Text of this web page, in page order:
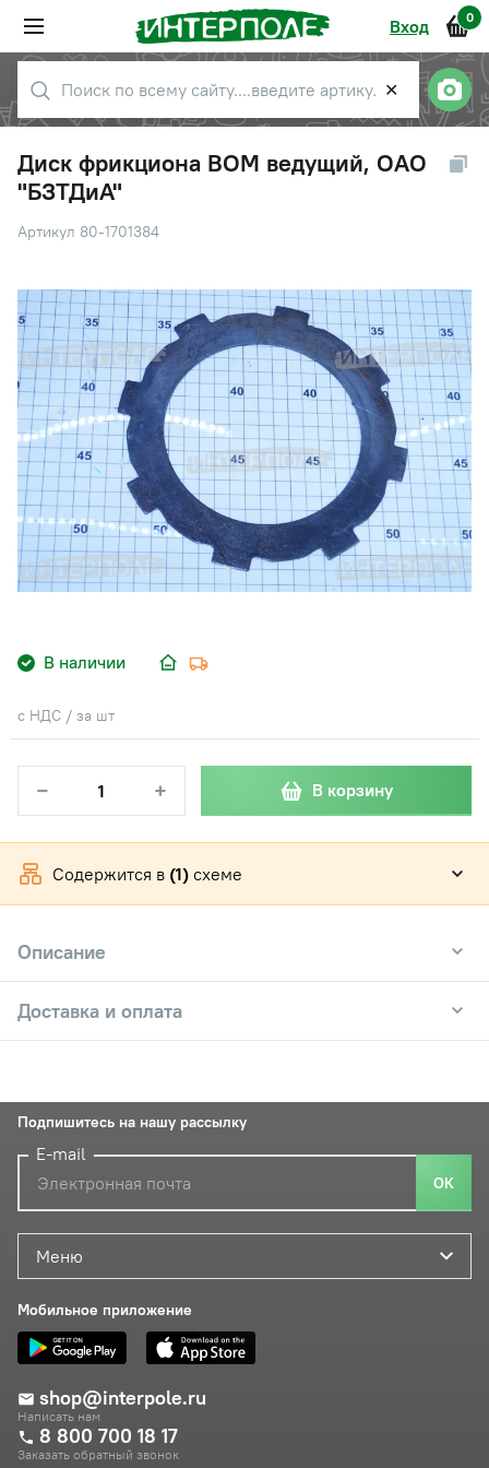
Вход 0
✕
Диск фрикциона ВОМ ведущий, ОАО
"БЗТДиА"
Артикул 80-1701384
В наличии
с НДС / за шт
− + В корзину
Содержится в (1) схеме
Описание
Доставка и оплата
Меню
Мобильное приложение
shop@interpole.ru
Написать нам
8 800 700 18 17
Заказать обратный звонок
Подпишитесь на нашу рассылку
E-mail
ОК